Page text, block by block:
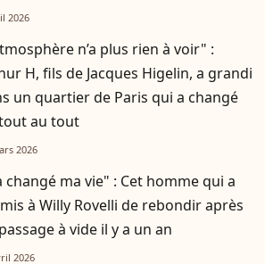
2026
n’a plus rien à voir" :
H, fils de Jacques Higelin, a grandi
un quartier de Paris qui a changé
au tout
2026
changé ma vie" : Cet homme qui a
à Willy Rovelli de rebondir après
à vide il y a un an
2026